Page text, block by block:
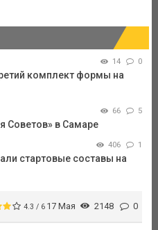
14 0
комплект формы на
66 5
Советов» в Самаре
406 1
стартовые составы на
4.3 / 6 17 Мая 2148 0